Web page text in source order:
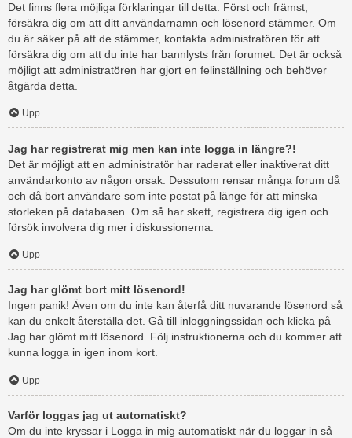
Det finns flera möjliga förklaringar till detta. Först och främst,
försäkra dig om att ditt användarnamn och lösenord stämmer. Om
du är säker på att de stämmer, kontakta administratören för att
försäkra dig om att du inte har bannlysts från forumet. Det är också
möjligt att administratören har gjort en felinställning och behöver
åtgärda detta.
Upp
Jag har registrerat mig men kan inte logga in längre?!
Det är möjligt att en administratör har raderat eller inaktiverat ditt
användarkonto av någon orsak. Dessutom rensar många forum då
och då bort användare som inte postat på länge för att minska
storleken på databasen. Om så har skett, registrera dig igen och
försök involvera dig mer i diskussionerna.
Upp
Jag har glömt bort mitt lösenord!
Ingen panik! Även om du inte kan återfå ditt nuvarande lösenord så
kan du enkelt återställa det. Gå till inloggningssidan och klicka på
Jag har glömt mitt lösenord. Följ instruktionerna och du kommer att
kunna logga in igen inom kort.
Upp
Varför loggas jag ut automatiskt?
Om du inte kryssar i Logga in mig automatiskt när du loggar in så